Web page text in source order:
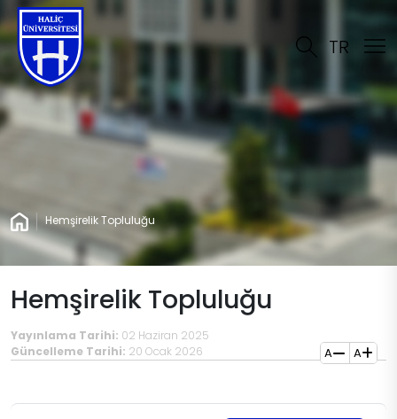
TR
Hemşirelik Topluluğu
Hemşirelik Topluluğu
Yayınlama Tarihi: 02 Haziran 2025
Güncelleme Tarihi: 20 Ocak 2026 A A